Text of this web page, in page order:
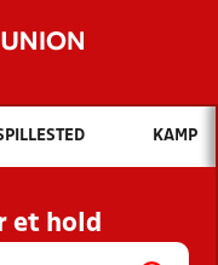
vil du søge efter?
OG NYHEDER
KLUBBER OG
KAMP
et hold